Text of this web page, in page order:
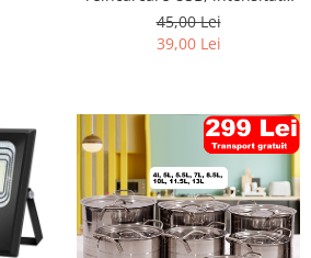
reglabila
45,00 Lei
39,00 Lei